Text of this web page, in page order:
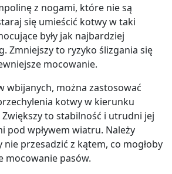
z nogami, które nie są
się umieścić kotwy w taki
były jak najbardziej
Zmniejszy to ryzyko ślizgania się
mocowanie.
wbijanych, można zastosować
kotwy w kierunku
to stabilność i utrudni jej
pod wpływem wiatru. Należy
nie przesadzić z kątem, co mogłoby
mocowanie pasów.